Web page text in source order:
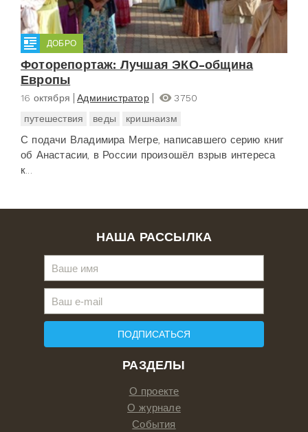
ДОБРО
Фоторепортаж: Лучшая ЭКО-община
Европы
16 октября Администратор
3750
путешествия
веды кришнаизм
С подачи Владимира Мегре, написавшего серию книг
об Анастасии, в России произошёл взрыв интереса
к...
РАЗДЕЛЫ
О проекте
О журнале
События
НАША РАССЫЛКА
ПОДПИСАТЬСЯ